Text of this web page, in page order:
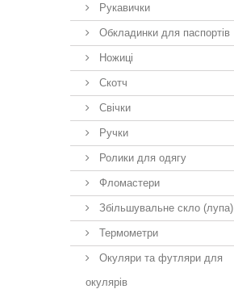
Рукавички
Обкладинки для паспортів
Ножиці
Скотч
Свічки
Ручки
Ролики для одягу
Фломастери
Збільшувальне скло (лупа)
Термометри
Окуляри та футляри для
окулярів